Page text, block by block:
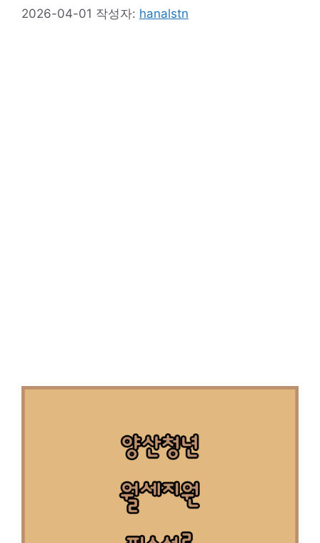
2026-04-01 작성자: hanalstn